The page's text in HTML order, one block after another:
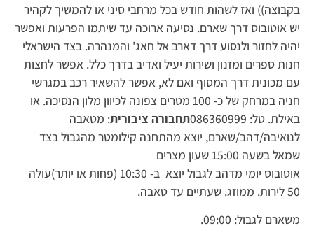
בקבוצה)) ואז לשהות חודש בכל מרחבי סיני או להמשיך לקהיר
יש אוטובוס דרך שארם. נסיעה ארוכה עד שיתמו הפרעות ואפשר
יהיה לחזור ולנסוע דרך דארב אל חאג' והמנהרה. בצד הישראלי
חנות ספרים ומזנון ושירות יעיל ואדיב בדרך כלל. אפשר לחצות
עם מכונית דרך המסוף ואם לא, אפשר להשאיר רכב במגרשי
חניה במרחק של כ- 100 מטרים צפונה לכיוון מלון הנסיכה. או
באילת. טל: 086360999
תחבורה ציבורית: מטאבה
לנואיבה/דהב/שארם, יוצא מהתחנה קילומטר מהגבול בצד
שמאל בשעה 15:00 שעון מצרים
אוטובוס יומי מדהב לגבול יוצא ב- 10:30 (פחות או יותר)עולה
50 לירות. ממוזג. שעתיים עד טאבה.
משארם לגבול: 09:00.